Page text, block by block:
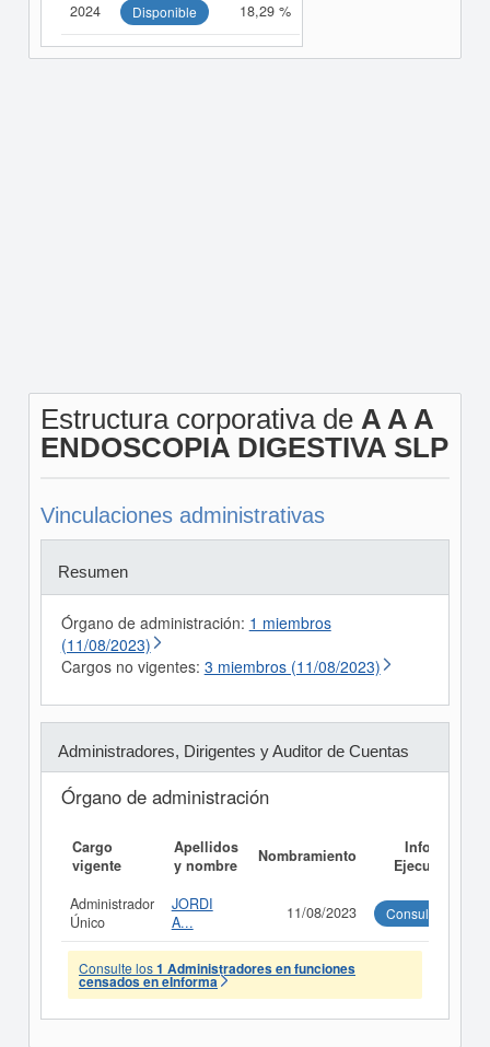
2024 Disponible 18,29 %
Estructura corporativa de A A A
ENDOSCOPIA DIGESTIVA SLP
Vinculaciones administrativas
Resumen
Órgano de administración: 1 miembros
(11/08/2023)
Cargos no vigentes: 3 miembros (11/08/2023)
Administradores, Dirigentes y Auditor de Cuentas
Órgano de administración
Cargo
vigente
Apellidos
y nombre
Nombramiento
Informe
Ejecutivo
Administrador
Único
JORDI
A...
11/08/2023 Consultar
Consulte los1 Administradores en funciones
censados en eInforma